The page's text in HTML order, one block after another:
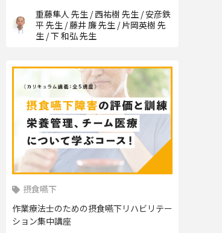
重藤隼人 先生 / 西祐樹 先生 / 安彦鉄
平 先生 / 藤井 廉 先生 / 片岡英樹 先
生 / 下 和弘 先生
摂食嚥下
作業療法士のための摂食嚥下リハビリテー
ション集中講座